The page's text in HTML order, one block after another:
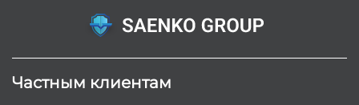
Частным клиентам